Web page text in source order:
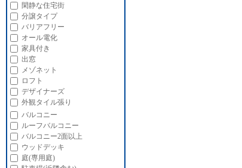
閑静な住宅街
分譲タイプ
バリアフリー
オール電化
家具付き
出窓
メゾネット
ロフト
デザイナーズ
外観タイル張り
バルコニー
ルーフバルコニー
バルコニー2面以上
ウッドデッキ
庭(専用庭)